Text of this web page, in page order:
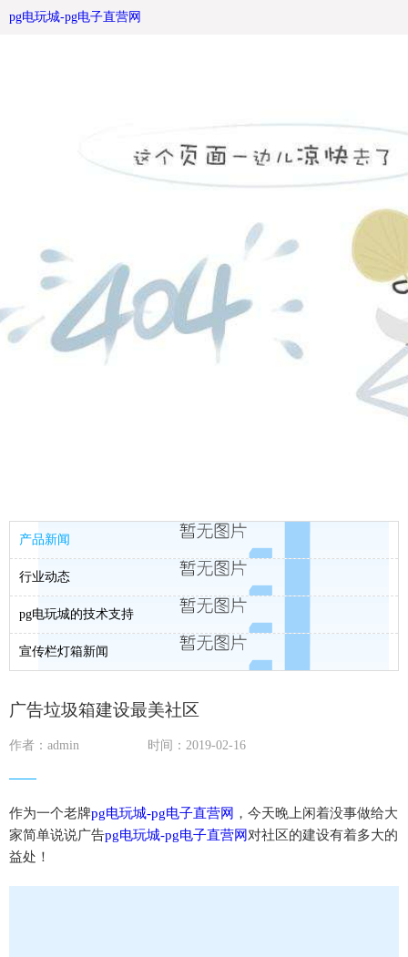
广告垃圾箱建设最美社区 -pg电玩城
pg电玩城-pg电子直营网
产品新闻
行业动态
pg电玩城的技术支持
宣传栏灯箱新闻
广告垃圾箱建设最美社区
作者：admin 时间：2019-02-16
作为一个老牌pg电玩城-pg电子直营网 ，今天晚上闲着没事做给大
家简单说说广告pg电玩城-pg电子直营网 对社区的建设有着多大的
益处！